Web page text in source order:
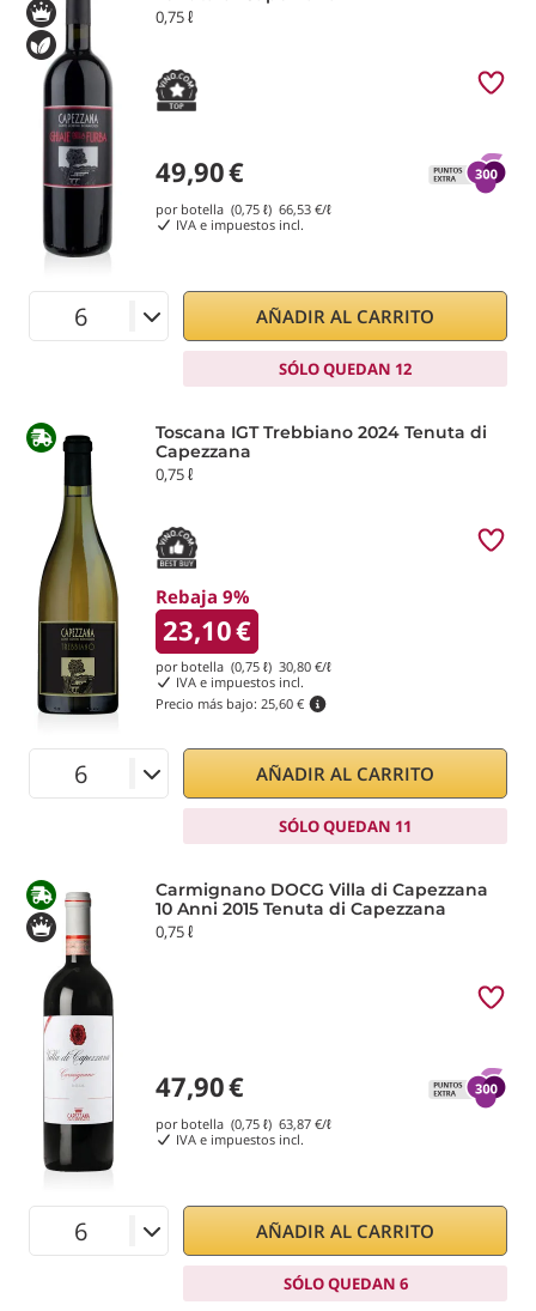
0,75 ℓ
49,90€
por botella (0,75 ℓ) 66,53 €/ℓ
IVA e impuestos incl.
AÑADIR AL CARRITO
SÓLO QUEDAN 12
Toscana IGT Trebbiano 2024 Tenuta di
Capezzana
0,75 ℓ
Rebaja 9%
23,10€
por botella (0,75 ℓ) 30,80 €/ℓ
IVA e impuestos incl.
Precio más bajo: 25,60 €
AÑADIR AL CARRITO
SÓLO QUEDAN 11
Carmignano DOCG Villa di Capezzana
10 Anni 2015 Tenuta di Capezzana
0,75 ℓ
47,90€
por botella (0,75 ℓ) 63,87 €/ℓ
IVA e impuestos incl.
AÑADIR AL CARRITO
SÓLO QUEDAN 6